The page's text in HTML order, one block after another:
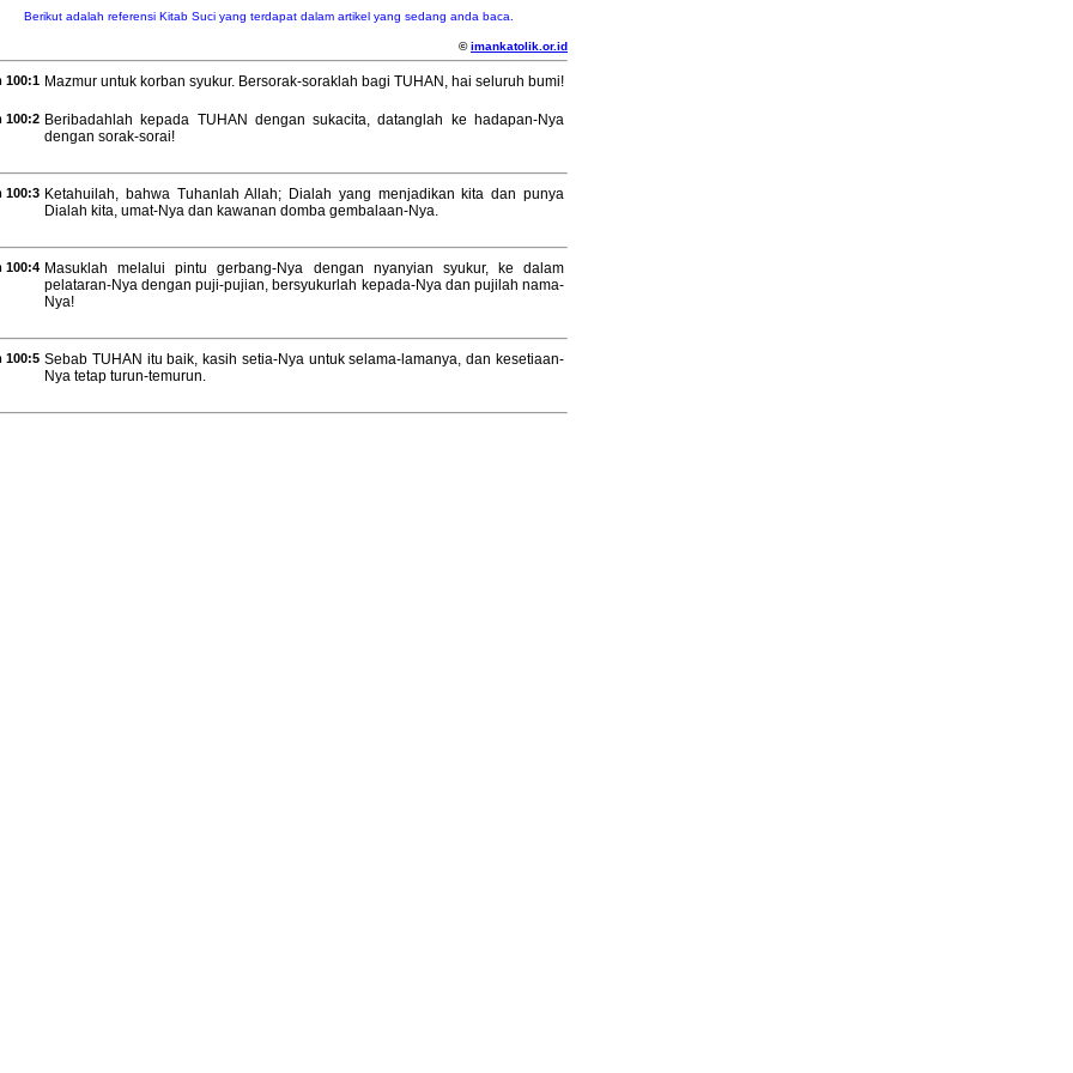
Berikut adalah referensi Kitab Suci yang terdapat dalam artikel yang sedang anda baca.
©imankatolik.or.id
100:1 Mazmur untuk korban syukur. Bersorak-soraklah bagi TUHAN, hai seluruh bumi!
100:2 Beribadahlah kepada TUHAN dengan sukacita, datanglah ke hadapan-Nya
dengan sorak-sorai!
100:3 Ketahuilah, bahwa Tuhanlah Allah; Dialah yang menjadikan kita dan punya
Dialah kita, umat-Nya dan kawanan domba gembalaan-Nya.
100:4 Masuklah melalui pintu gerbang-Nya dengan nyanyian syukur, ke dalam
pelataran-Nya dengan puji-pujian, bersyukurlah kepada-Nya dan pujilah nama-
Nya!
100:5 Sebab TUHAN itu baik, kasih setia-Nya untuk selama-lamanya, dan kesetiaan-
Nya tetap turun-temurun.